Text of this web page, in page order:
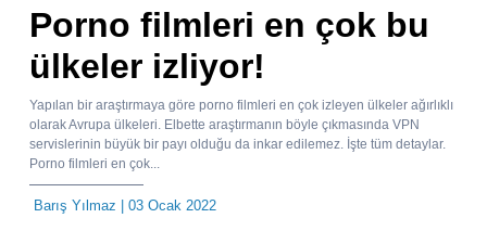
Porno filmleri en çok bu
ülkeler izliyor!
Yapılan bir araştırmaya göre porno filmleri en çok izleyen ülkeler ağırlıklı
olarak Avrupa ülkeleri. Elbette araştırmanın böyle çıkmasında VPN
servislerinin büyük bir payı olduğu da inkar edilemez. İşte tüm detaylar.
Porno filmleri en çok...
Barış Yılmaz | 03 Ocak 2022